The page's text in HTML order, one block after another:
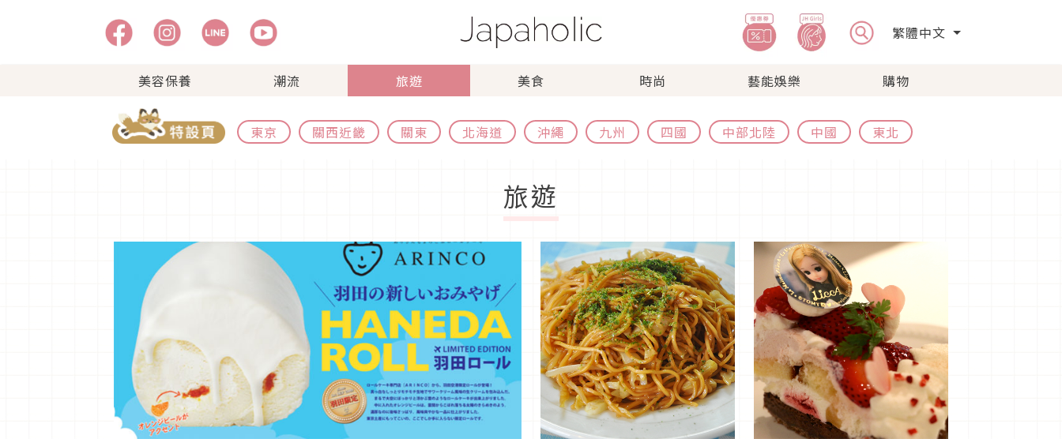
繁體中文
美容保養 潮流 旅遊 美食 時尚 藝能娛樂 購物
東京 關西近畿 關東 北海道 沖繩 九州 四國 中部北陸 中國 東北
旅遊